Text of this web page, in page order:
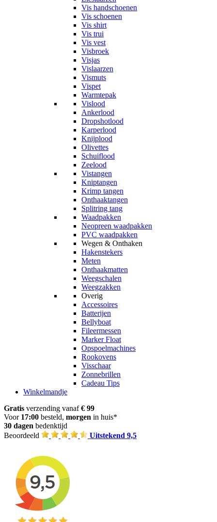
Vis handschoenen
Vis schoenen
Vis shirt
Vis trui
Vis vest
Visbroek
Visjas
Vislaarzen
Vismuts
Vispet
Warmtepak
Vislood
Ankerlood
Dropshotlood
Karperlood
Knijplood
Olivettes
Schuiflood
Zeelood
Vistangen
Kniptangen
Krimp tangen
Onthaaktangen
Splitring tang
Waadpakken
Neopreen waadpakken
PVC waadpakken
Wegen & Onthaken
Hakenstekers
Meten
Onthaakmatten
Weegschalen
Weegzakken
Overig
Accessoires
Batterijen
Bellyboat
Fileermessen
Marker Float
Opspoelmachines
Rookovens
Visschaar
Zonnebrillen
Cadeau Tips
Winkelmandje
Gratis verzending vanaf€ 99
Voor 17:00 besteld, morgen in huis*
30 dagen bedenktijd
Beoordeeld
Uitstekend 9,5